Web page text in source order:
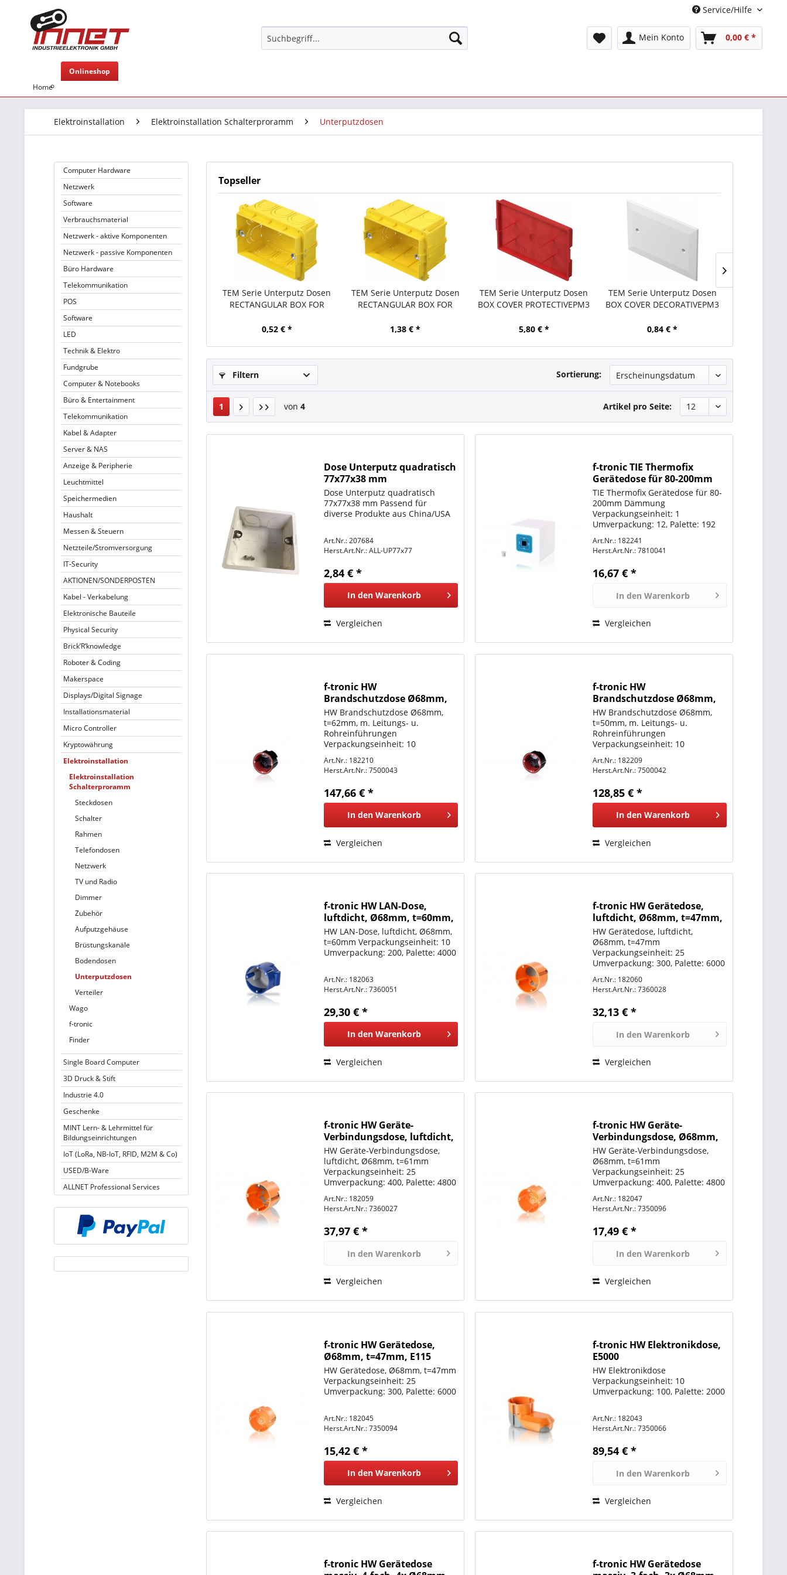
Service/Hilfe
Mein Konto 0,00 € *
Home
Onlineshop
Elektroinstallation Elektroinstallation Schalterproramm Unterputzdosen
Computer Hardware
Netzwerk
Software
Verbrauchsmaterial
Netzwerk - aktive Komponenten
Netzwerk - passive Komponenten
Büro Hardware
Telekommunikation
POS
Software
LED
Technik & Elektro
Fundgrube
Computer & Notebooks
Büro & Entertainment
Telekommunikation
Kabel & Adapter
Server & NAS
Anzeige & Peripherie
Leuchtmittel
Speichermedien
Haushalt
Messen & Steuern
Netzteile/Stromversorgung
IT-Security
AKTIONEN/SONDERPOSTEN
Kabel - Verkabelung
Elektronische Bauteile
Physical Security
Brick’R’knowledge
Roboter & Coding
Makerspace
Displays/Digital Signage
Installationsmaterial
Micro Controller
Kryptowährung
Elektroinstallation
Elektroinstallation
Schalterproramm
Steckdosen
Schalter
Rahmen
Telefondosen
Netzwerk
TV und Radio
Dimmer
Zubehör
Aufputzgehäuse
Brüstungskanäle
Bodendosen
Unterputzdosen
Verteiler
Wago
f-tronic
Finder
Single Board Computer
3D Druck & Stift
Industrie 4.0
Geschenke
MINT Lern- & Lehrmittel für
Bildungseinrichtungen
IoT (LoRa, NB-IoT, RFID, M2M & Co)
USED/B-Ware
ALLNET Professional Services
Topseller
TEM Serie Unterputz Dosen
RECTANGULAR BOX FOR
0,52 € *
TEM Serie Unterputz Dosen
RECTANGULAR BOX FOR
1,38 € *
TEM Serie Unterputz Dosen
BOX COVER PROTECTIVEPM3
5,80 € *
TEM Serie Unterputz Dosen
BOX COVER DECORATIVEPM3
0,84 € *
Filtern Sortierung:
1 von 4 Artikel pro Seite:
Dose Unterputz quadratisch
77x77x38 mm
Dose Unterputz quadratisch
77x77x38 mm Passend für
diverse Produkte aus China/USA
Art.Nr.: 207684
Herst.Art.Nr.:ALL-UP77x77
2,84 € *
In den Warenkorb
Vergleichen
f-tronic TIE Thermofix
Gerätedose für 80-200mm
Dämmung, EPS20-Multi
TIE Thermofix Gerätedose für 80-
200mm Dämmung
Verpackungseinheit: 1
Umverpackung: 12, Palette: 192
Art.Nr.: 182241
Herst.Art.Nr.:7810041
16,67 € *
In den Warenkorb
Vergleichen
f-tronic HW
Brandschutzdose Ø68mm,
t=62mm, m. Leitungs- u.
Rohreinführungen, BS3700
HW Brandschutzdose Ø68mm,
t=62mm, m. Leitungs- u.
Rohreinführungen
Verpackungseinheit: 10
Art.Nr.: 182210
Herst.Art.Nr.:7500043
147,66 € *
In den Warenkorb
Vergleichen
f-tronic HW
Brandschutzdose Ø68mm,
t=50mm, m. Leitungs- u.
Rohreinführungen, BS2700
HW Brandschutzdose Ø68mm,
t=50mm, m. Leitungs- u.
Rohreinführungen
Verpackungseinheit: 10
Art.Nr.: 182209
Herst.Art.Nr.:7500042
128,85 € *
In den Warenkorb
Vergleichen
f-tronic HW LAN-Dose,
luftdicht, Ø68mm, t=60mm,
E5100
HW LAN-Dose, luftdicht, Ø68mm,
t=60mm Verpackungseinheit: 10
Umverpackung: 200, Palette: 4000
Art.Nr.: 182063
Herst.Art.Nr.:7360051
29,30 € *
In den Warenkorb
Vergleichen
f-tronic HW Gerätedose,
luftdicht, Ø68mm, t=47mm,
E2700
HW Gerätedose, luftdicht,
Ø68mm, t=47mm
Verpackungseinheit: 25
Umverpackung: 300, Palette: 6000
Art.Nr.: 182060
Herst.Art.Nr.:7360028
32,13 € *
In den Warenkorb
Vergleichen
f-tronic HW Geräte-
Verbindungsdose, luftdicht,
Ø68mm, t=61mm, E3700
HW Geräte-Verbindungsdose,
luftdicht, Ø68mm, t=61mm
Verpackungseinheit: 25
Umverpackung: 400, Palette: 4800
Art.Nr.: 182059
Herst.Art.Nr.:7360027
37,97 € *
In den Warenkorb
Vergleichen
f-tronic HW Geräte-
Verbindungsdose, Ø68mm,
t=61mm, E117
HW Geräte-Verbindungsdose,
Ø68mm, t=61mm
Verpackungseinheit: 25
Umverpackung: 400, Palette: 4800
Art.Nr.: 182047
Herst.Art.Nr.:7350096
17,49 € *
In den Warenkorb
Vergleichen
f-tronic HW Gerätedose,
Ø68mm, t=47mm, E115
HW Gerätedose, Ø68mm, t=47mm
Verpackungseinheit: 25
Umverpackung: 300, Palette: 6000
Art.Nr.: 182045
Herst.Art.Nr.:7350094
15,42 € *
In den Warenkorb
Vergleichen
f-tronic HW Elektronikdose,
E5000
HW Elektronikdose
Verpackungseinheit: 10
Umverpackung: 100, Palette: 2000
Art.Nr.: 182043
Herst.Art.Nr.:7350066
89,54 € *
In den Warenkorb
Vergleichen
f-tronic HW Gerätedose
f-tronic HW Gerätedose